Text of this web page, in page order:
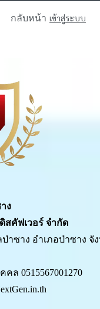
กลับหน้า เข้าสู่ระบบ
ง
สคัฟเวอร์ จำกัด
ป่าซาง อำเภอป่าซาง จั
ล 0515567001270